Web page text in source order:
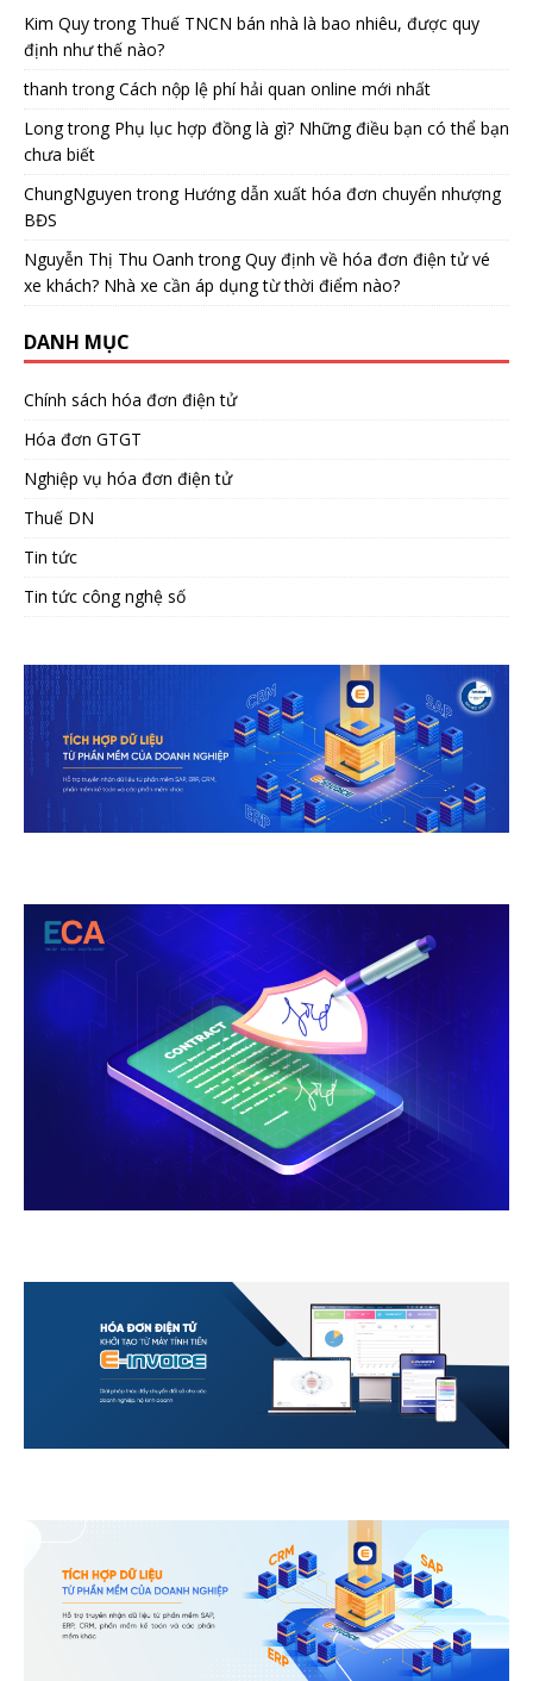
Kim Quytrong Thuế TNCN bán nhà là bao nhiêu, được quy
định như thế nào?
thanh trongCách nộp lệ phí hải quan online mới nhất
Longtrong Phụ lục hợp đồng là gì? Những điều bạn có thể bạn
chưa biết
ChungNguyen trong Hướng dẫn xuất hóa đơn chuyển nhượng
BĐS
Nguyễn Thị Thu Oanh trongQuy định về hóa đơn điện tử vé
xe khách? Nhà xe cần áp dụng từ thời điểm nào?
DANH MỤC
Chính sách hóa đơn điện tử
Hóa đơn GTGT
Nghiệp vụ hóa đơn điện tử
Thuế DN
Tin tức
Tin tức công nghệ số